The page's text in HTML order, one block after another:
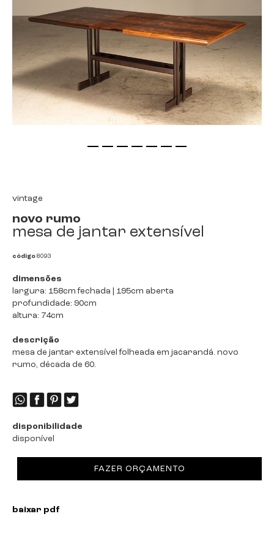
início
galeria
de
vintage
novo rumo
mesa de jantar extensível
código 8093
dimensões
largura: 158cm fechada | 195cm aberta
profundidade: 90cm
altura: 74cm
descrição
mesa de jantar extensível folheada em jacarandá. novo
rumo, década de 60.
disponibilidade
disponível
FAZER ORÇAMENTO
baixar pdf